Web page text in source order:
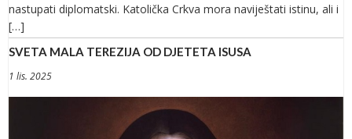
nastupati diplomatski. Katolička Crkva mora naviještati istinu, ali i
[…]
SVETA MALA TEREZIJA OD DJETETA ISUSA
1 lis. 2025